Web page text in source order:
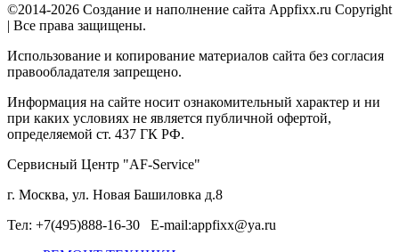
©2014-2026 Создание и наполнение сайта Appfixx.ru Copyright
| Все права защищены.
Использование и копирование материалов сайта без согласия
правообладателя запрещено.
Информация на сайте носит ознакомительный характер и ни
при каких условиях не является публичной офертой,
определяемой ст. 437 ГК РФ.
Сервисный Центр "AF-Service"
г. Москва, ул. Новая Башиловка д.8
Тел: +7(495)888-16-30 E-mail:appfixx@ya.ru